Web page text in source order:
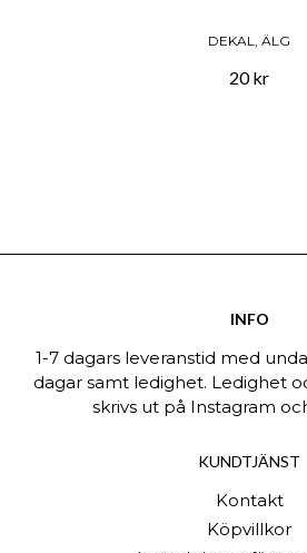
DEKAL, ÄLG
20 kr
INFO
1-7 dagars leveranstid med
dagar samt ledighet. Ledighet
skrivs ut på Instagram
KUNDTJÄNST
Kontakt
Köpvillkor